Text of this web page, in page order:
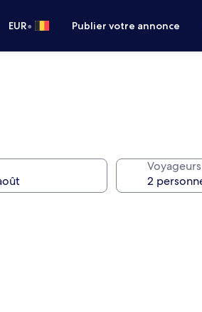
EUR• Publier votre annonce
Voyageurs